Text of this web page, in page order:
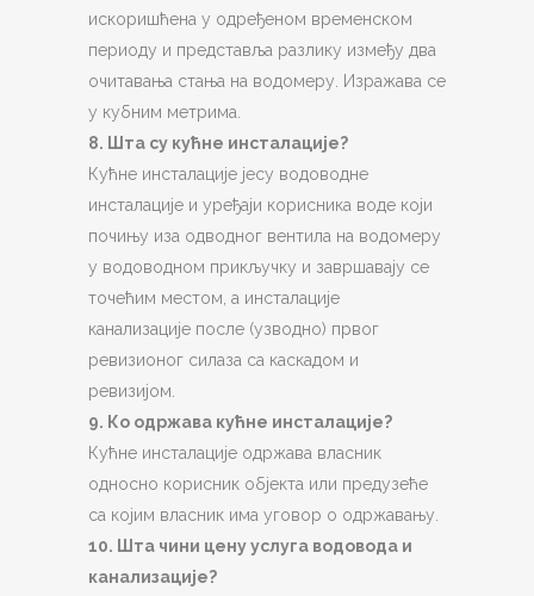
искоришћена у одређеном временском
периоду и представља разлику између два
очитавања стања на водомеру. Изражава се
у кубним метрима.
8. Шта су кућне инсталације?
Кућне инсталације јесу водоводне
инсталације и уређаји корисника воде који
почињу иза одводног вентила на водомеру
у водоводном прикључку и завршавају се
точећим местом, а инсталације
канализације после (узводно) првог
ревизионог силаза са каскадом и
ревизијом.
9. Ко одржава кућне инсталације?
Кућне инсталације одржава власник
односно корисник објекта или предузеће
са којим власник има уговор о одржавању.
10. Шта чини цену услуга водовода и
канализације?